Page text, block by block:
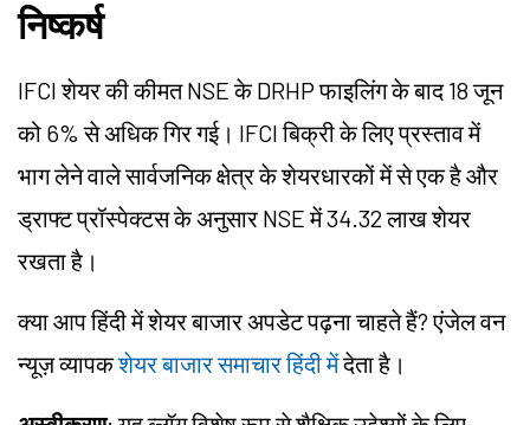
निष्कर्ष
IFCI शेयर की कीमत NSE के DRHP फाइलिंग के बाद 18 जून
को 6% से अधिक गिर गई। IFCI बिक्री के लिए प्रस्ताव में
भाग लेने वाले सार्वजनिक क्षेत्र के शेयरधारकों में से एक है और
ड्राफ्ट प्रॉस्पेक्टस के अनुसार NSE में 34.32 लाख शेयर
रखता है।
क्या आप हिंदी में शेयर बाजार अपडेट पढ़ना चाहते हैं? एंजेल वन
न्यूज़ व्यापकशेयर बाजार समाचार हिंदी मेंदेता है।